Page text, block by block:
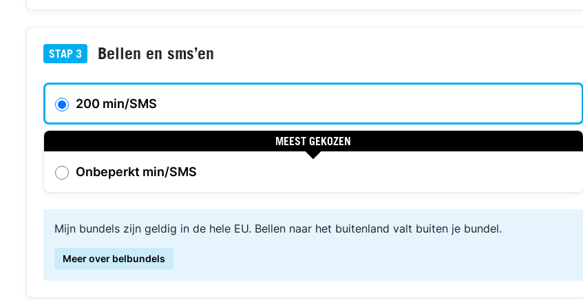
STAP 3 Bellen en sms’en
200 min/SMS
MEEST GEKOZEN
Onbeperkt min/SMS
Mijn bundels zijn geldig in de hele EU. Bellen naar het buitenland valt buiten je bundel.
Meer over belbundels